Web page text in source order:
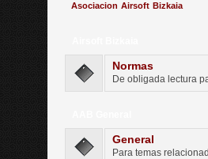
Asociacion Airsoft Bizkaia
Normas
De obligada lectura
General
Para temas